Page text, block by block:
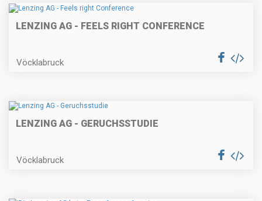
LENZING AG - FEELS RIGHT CONFERENCE
Vöcklabruck
LENZING AG - GERUCHSSTUDIE
Vöcklabruck